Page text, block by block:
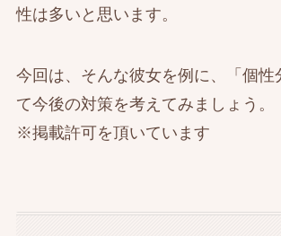
性は多いと思います。
今回は、そんな彼女を例に、「個性
て今後の対策を考えてみましょう。
※掲載許可を頂いています